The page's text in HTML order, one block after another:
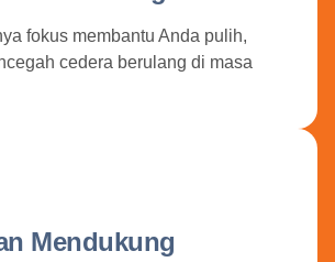
fokus membantu Anda pulih,
cedera berulang di masa
Mendukung